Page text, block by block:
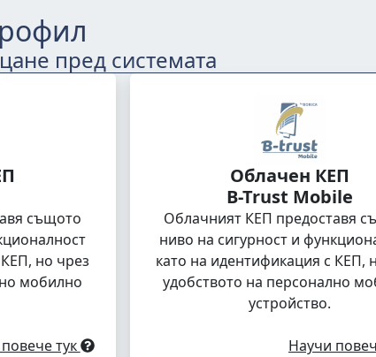
пред системата
същото
но чрез
мобилно
тук
Облачен КЕП
B-Trust Mobile
Облачният КЕП предоставя
ниво на сигурност и
като на идентификация с КЕП,
удобството на персонално
устройство.
Научи